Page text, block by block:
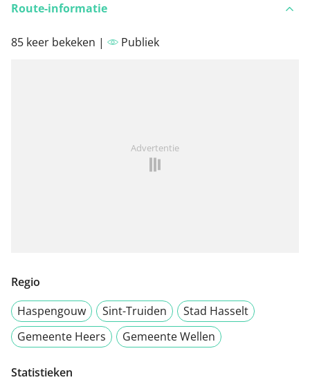
Route-informatie
85 keer bekeken | Publiek
Advertentie
Regio
Haspengouw
Sint-Truiden
Stad Hasselt
Gemeente Heers
Gemeente Wellen
Statistieken